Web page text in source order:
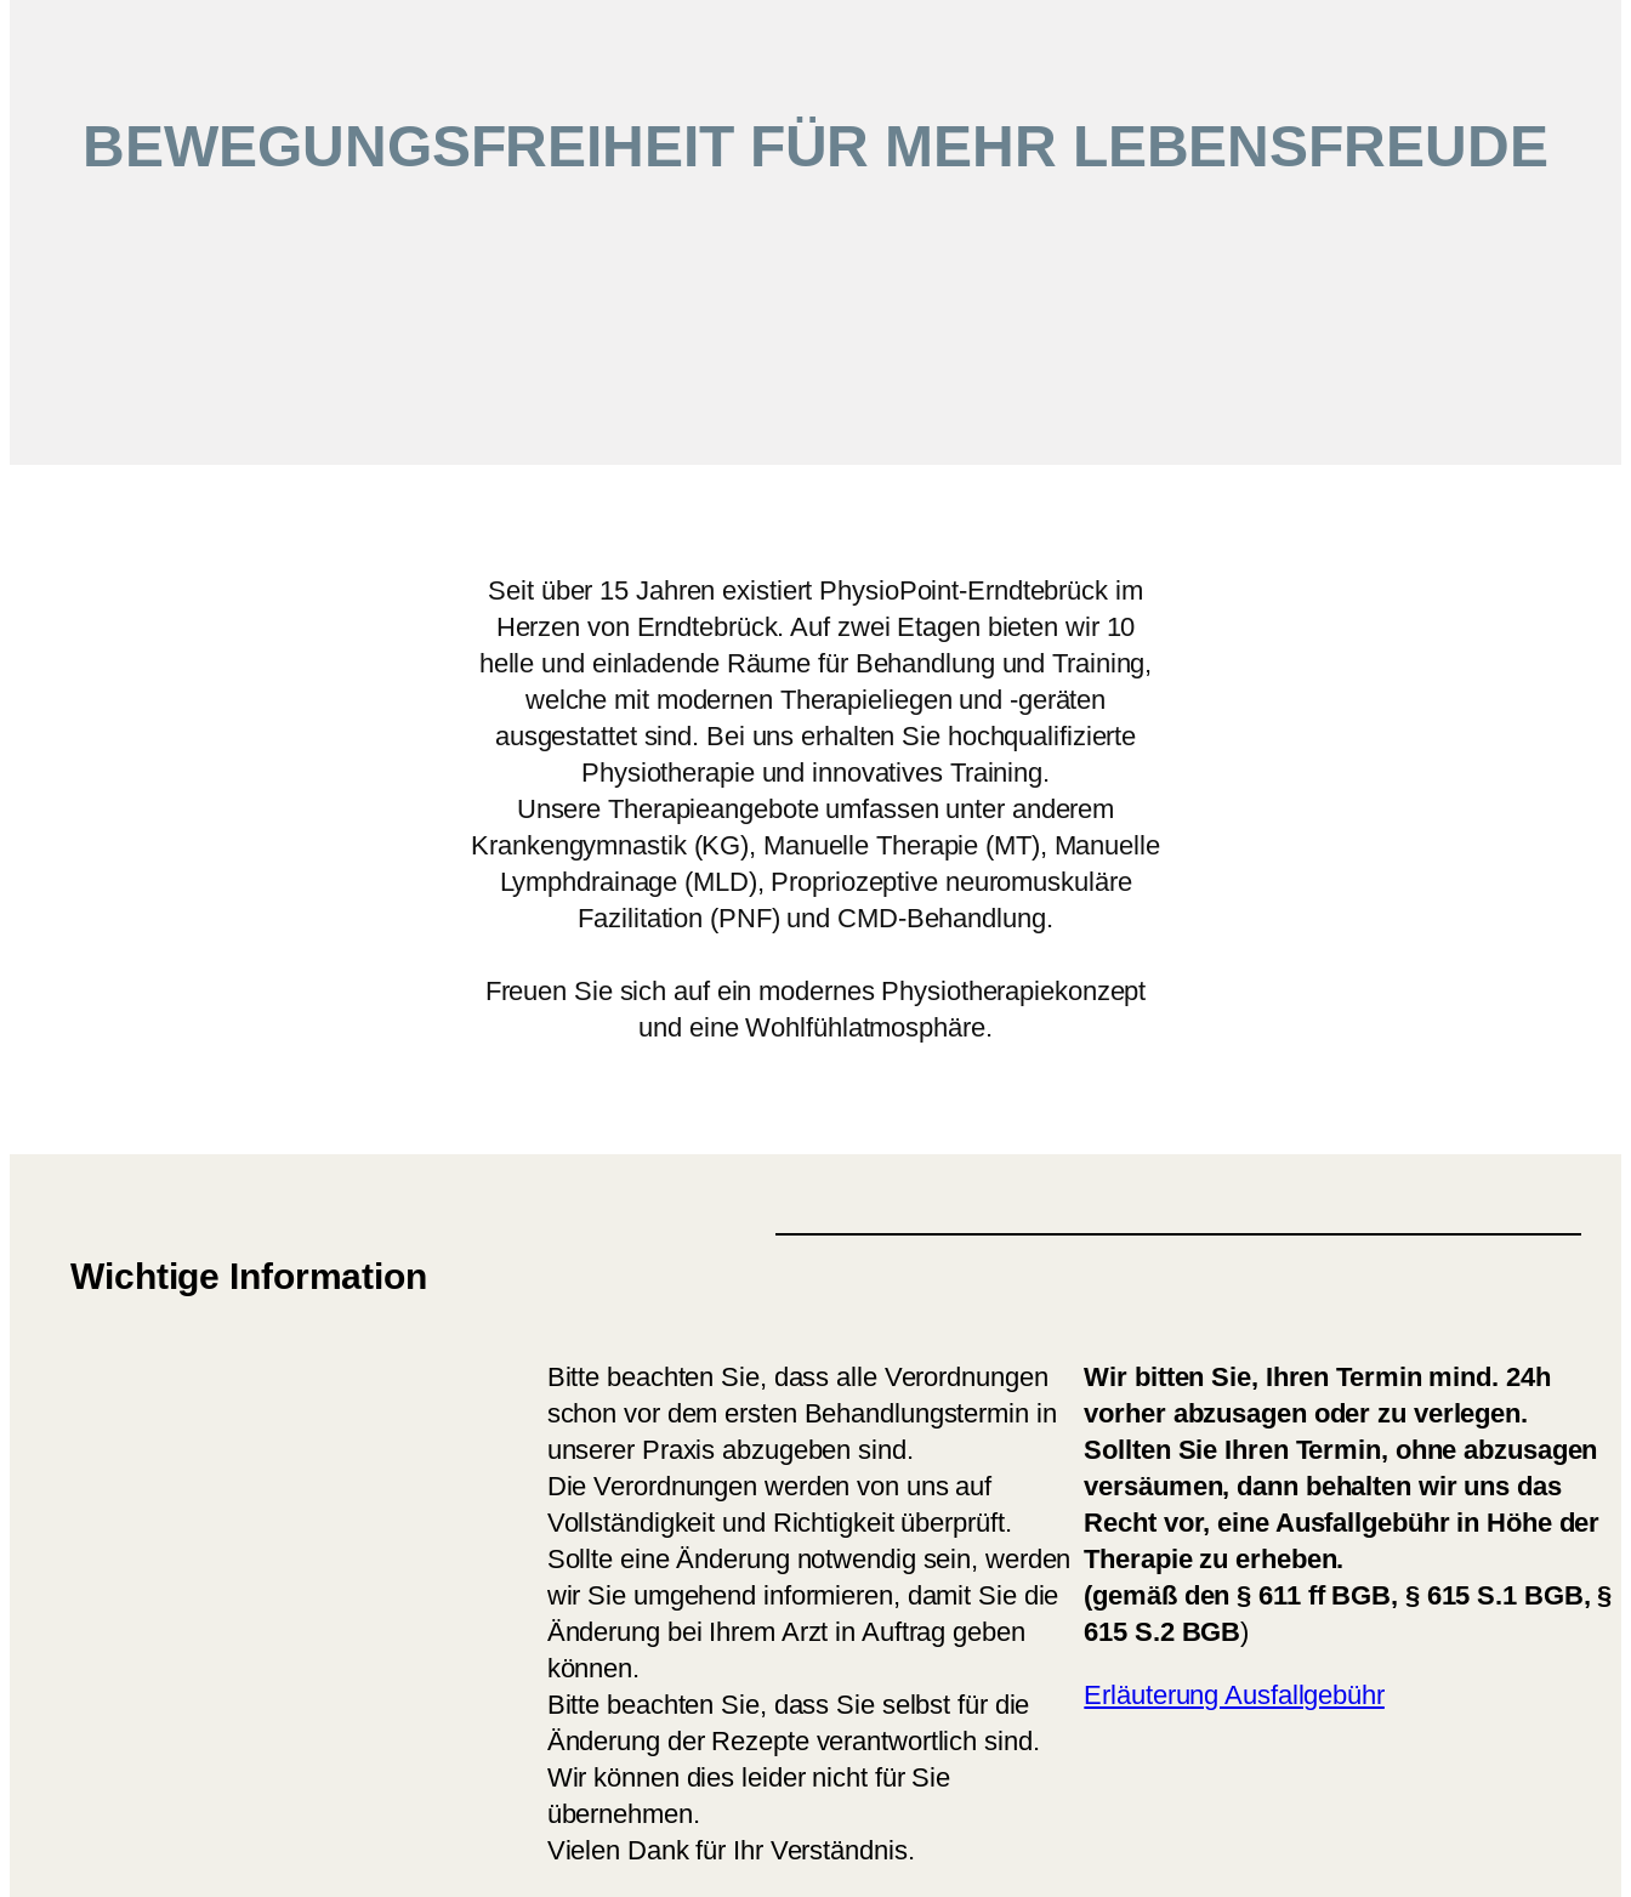
BEWEGUNGSFREIHEIT FÜR MEHR LEBENSFREUDE
Seit über 15 Jahren existiert PhysioPoint-Erndtebrück im
Herzen von Erndtebrück. Auf zwei Etagen bieten wir 10
helle und einladende Räume für Behandlung und Training,
welche mit modernen Therapieliegen und -geräten
ausgestattet sind. Bei uns erhalten Sie hochqualifizierte
Physiotherapie und innovatives Training.
Unsere Therapieangebote umfassen unter anderem
Krankengymnastik (KG), Manuelle Therapie (MT), Manuelle
Lymphdrainage (MLD), Propriozeptive neuromuskuläre
Fazilitation (PNF) und CMD-Behandlung.
Freuen Sie sich auf ein modernes Physiotherapiekonzept
und eine Wohlfühlatmosphäre.
Wichtige Information
Bitte beachten Sie, dass alle Verordnungen
schon vor dem ersten Behandlungstermin in
unserer Praxis abzugeben sind.
Die Verordnungen werden von uns auf
Vollständigkeit und Richtigkeit überprüft.
Sollte eine Änderung notwendig sein, werden
wir Sie umgehend informieren, damit Sie die
Änderung bei Ihrem Arzt in Auftrag geben
können.
Bitte beachten Sie, dass Sie selbst für die
Änderung der Rezepte verantwortlich sind.
Wir können dies leider nicht für Sie
übernehmen.
Vielen Dank für Ihr Verständnis.
Wir bitten Sie, Ihren Termin mind. 24h
vorher abzusagen oder zu verlegen.
Sollten Sie Ihren Termin, ohne abzusagen
versäumen, dann behalten wir uns das
Recht vor, eine Ausfallgebühr in Höhe der
Therapie zu erheben.
(gemäß den § 611 ff BGB, § 615 S.1 BGB, §
615 S.2 BGB)
Erläuterung Ausfallgebühr